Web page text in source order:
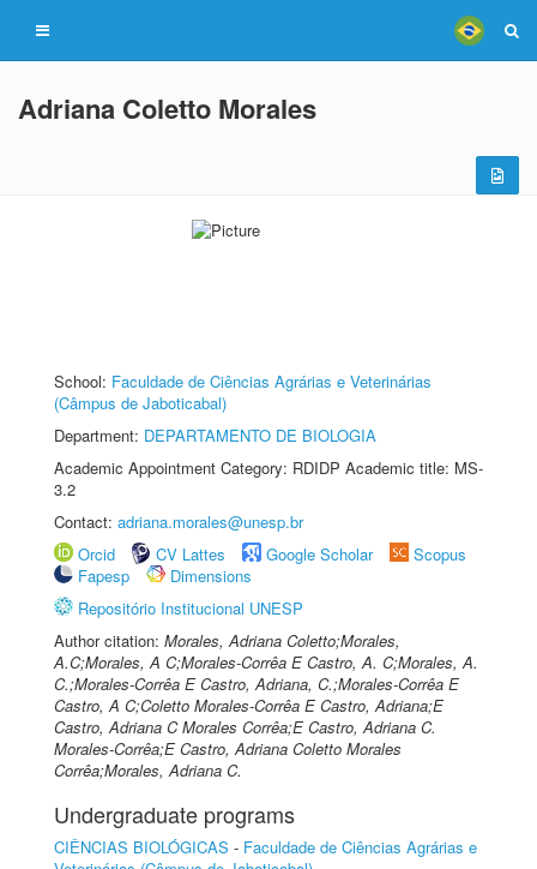
Adriana Coletto Morales
School: Faculdade de Ciências Agrárias e Veterinárias
(Câmpus de Jaboticabal)
Department: DEPARTAMENTO DE BIOLOGIA
Academic Appointment Category: RDIDP Academic title: MS-
3.2
Contact: adriana.morales@unesp.br
Orcid
CV Lattes Google Scholar
Scopus
Fapesp
Dimensions
Repositório Institucional UNESP
Author citation: Morales, Adriana Coletto;Morales,
A.C;Morales, A C;Morales-Corrêa E Castro, A. C;Morales, A.
C.;Morales-Corrêa E Castro, Adriana, C.;Morales-Corrêa E
Castro, A C;Coletto Morales-Corrêa E Castro, Adriana;E
Castro, Adriana C Morales Corrêa;E Castro, Adriana C.
Morales-Corrêa;E Castro, Adriana Coletto Morales
Corrêa;Morales, Adriana C.
Undergraduate programs
CIÊNCIAS BIOLÓGICAS - Faculdade de Ciências Agrárias e